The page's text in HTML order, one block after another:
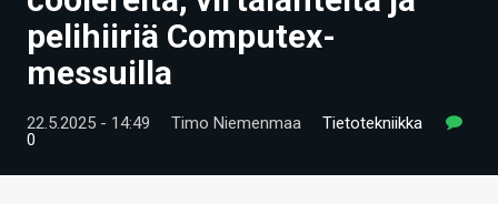
ARTIKKELIT
VIDEOT
TECHBBS
pelihiiriä Computex-
messuilla
22.5.2025 - 14:49 Timo Niemenmaa
Tietotekniikka
0